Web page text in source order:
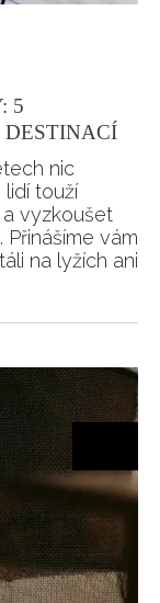
5
nic
touží
vyzkoušet
vám
na lyžích ani